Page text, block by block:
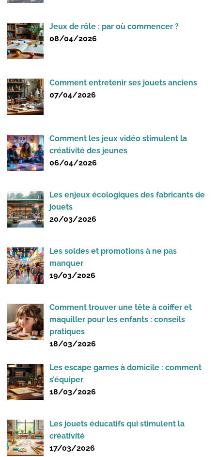
Jeux de rôle : par où commencer ?
08/04/2026
Comment entretenir ses jouets anciens
07/04/2026
Comment les jeux vidéo stimulent la
créativité des jeunes
06/04/2026
Les enjeux écologiques des fabricants de
jouets
20/03/2026
Les soldes et promotions à ne pas
manquer
19/03/2026
Comment trouver une tête à coiffer et
maquiller pour les enfants : conseils
pratiques
18/03/2026
Les escape games à domicile : comment
s’équiper
18/03/2026
Les jouets éducatifs qui stimulent la
créativité
17/03/2026